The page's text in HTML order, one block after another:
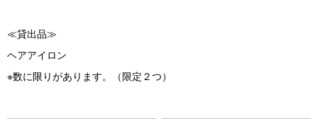
≪貸出品≫
ヘアアイロン
※数に限りがあります。（限定２つ）